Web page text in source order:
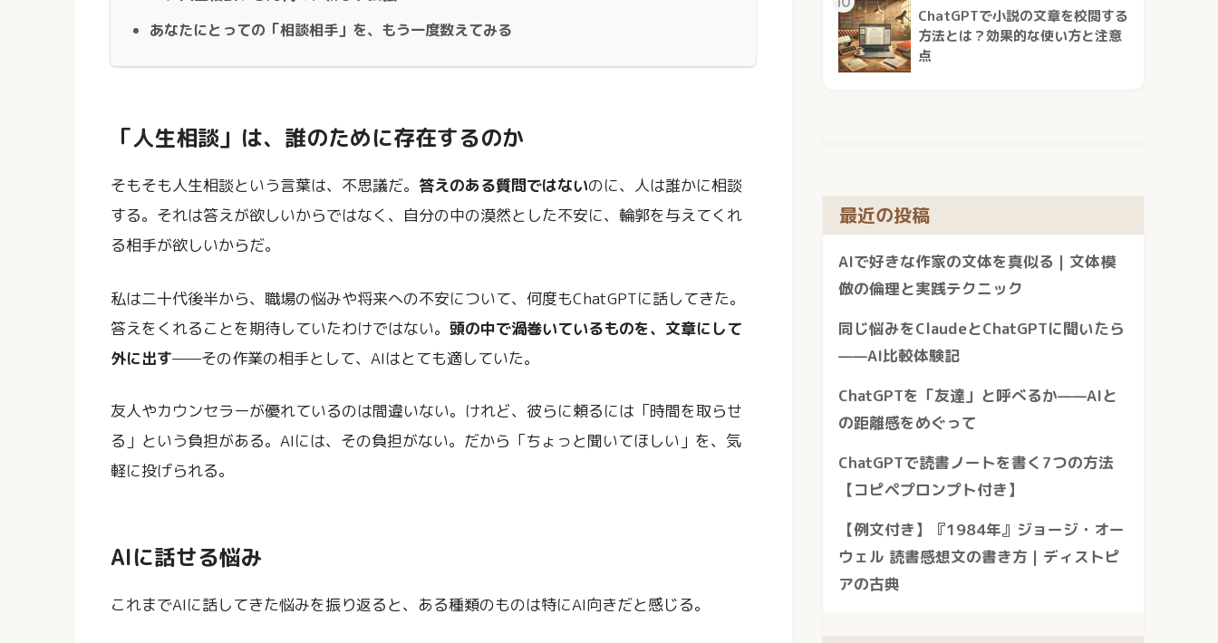
あなたにとっての「相談相手」を、もう一度数えてみる
「人生相談」は、誰のために存在するのか
そもそも人生相談という言葉は、不思議だ。 答えのある質問ではないのに、人は誰かに相談
する。それは答えが欲しいからではなく、自分の中の漠然とした不安に、輪郭を与えてくれ
る相手が欲しいからだ。
私は二十代後半から、職場の悩みや将来への不安について、何度もChatGPTに話してきた。
答えをくれることを期待していたわけではない。 頭の中で渦巻いているものを、文章にして
外に出す——その作業の相手として、AIはとても適していた。
友人やカウンセラーが優れているのは間違いない。けれど、彼らに頼るには「時間を取らせ
る」という負担がある。AIには、その負担がない。だから「ちょっと聞いてほしい」を、気
軽に投げられる。
AIに話せる悩み
これまでAIに話してきた悩みを振り返ると、ある種類のものは特にAI向きだと感じる。
ChatGPTで小説の文章を校閲する
方法とは？効果的な使い方と注意
点
最近の投稿
AIで好きな作家の文体を真似る｜文体模
倣の倫理と実践テクニック
同じ悩みをClaudeとChatGPTに聞いたら
——AI比較体験記
ChatGPTを「友達」と呼べるか——AIと
の距離感をめぐって
ChatGPTで読書ノートを書く7つの方法
【コピペプロンプト付き】
【例文付き】『1984年』ジョージ・オー
ウェル 読書感想文の書き方｜ディストピ
アの古典